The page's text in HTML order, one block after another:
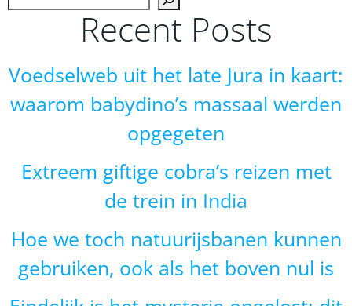
Recent Posts
Voedselweb uit het late Jura in kaart:
waarom babydino’s massaal werden
opgegeten
Extreem giftige cobra’s reizen met
de trein in India
Hoe we toch natuurijsbanen kunnen
gebruiken, ook als het boven nul is